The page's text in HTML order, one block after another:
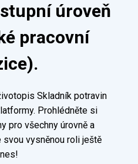
úroveň
pracovní
Skladník potravin
Prohlédněte si
pro všechny úrovně a
vysněnou roli ještě